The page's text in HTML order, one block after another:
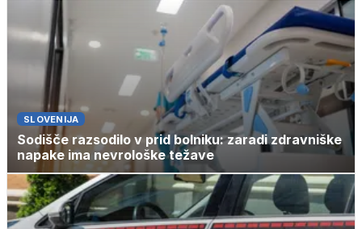
SLOVENIJA
Sodišče razsodilo v prid bolniku: zaradi zdravniške
napake ima nevrološke težave